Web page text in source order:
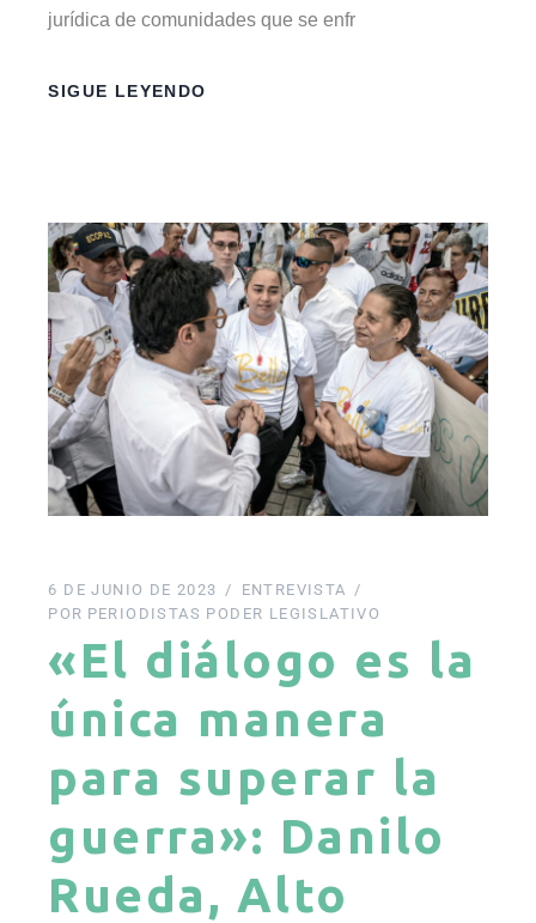
jurídica de comunidades que se enfr
SIGUE LEYENDO
6 DE JUNIO DE 2023
ENTREVISTA
POR PERIODISTAS PODER LEGISLATIVO
«El diálogo es la
única manera
para superar la
guerra»: Danilo
Rueda, Alto